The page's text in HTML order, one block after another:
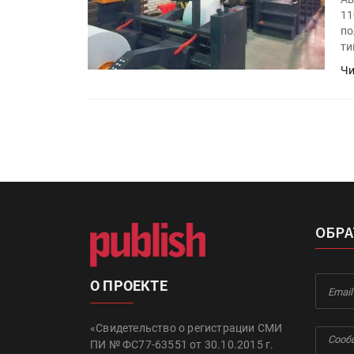
О ПРОЕКТЕ
«Свидетельство о регистрации СМИ
ПИ № ФС77-63551 от 30.10.2015 г.